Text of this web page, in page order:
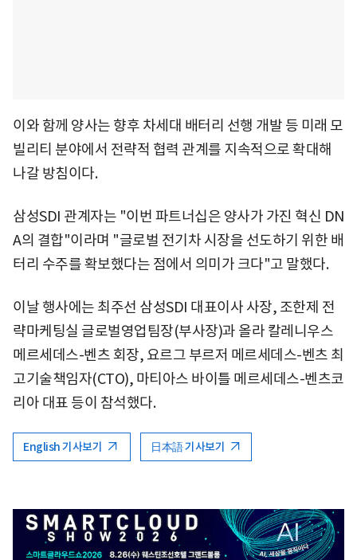
이와 함께 양사는 향후 차세대 배터리 선행 개발 등 미래 모
빌리티 분야에서 전략적 협력 관계를 지속적으로 확대해
나갈 방침이다.
삼성SDI 관계자는 "이번 파트너십은 양사가 가진 혁신 DN
A의 결합"이라며 "글로벌 전기차 시장을 선도하기 위한 배
터리 수주를 확보했다는 점에서 의미가 크다"고 말했다.
이날 행사에는 최주선 삼성SDI 대표이사 사장, 조한제 전
략마케팅실 글로벌영업팀장(부사장)과 올라 칼레니우스
메르세데스-벤츠 회장, 요르그 부르저 메르세데스-벤츠 최
고기술책임자(CTO), 마티아스 바이틀 메르세데스-벤츠코
리아 대표 등이 참석했다.
English 기사보기 日本語 기사보기